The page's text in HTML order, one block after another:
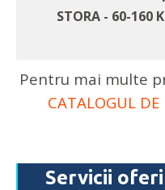
STORA - 60-160
Pentru mai multe
CATALOGUL
Servicii